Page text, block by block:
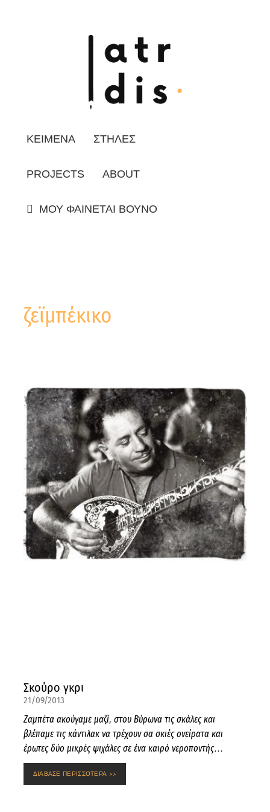
ΚΕΙΜΕΝΑ ΣΤΗΛΕΣ
PROJECTS ABOUT
ΜΟΥ ΦΑΙΝΕΤΑΙ ΒΟΥΝΟ
ζεϊμπέκικο
Σκούρο γκρι
21/09/2013
Ζαμπέτα ακούγαμε μαζί, στου Βύρωνα τις σκάλες και
βλέπαμε τις κάντιλακ να τρέχουν σα σκιές ονείρατα και
έρωτες δύο μικρές ψιχάλες σε ένα καιρό νεροποντής…
ΔΙΑΒΑΣΕ ΠΕΡΙΣΣΟΤΕΡΑ >>